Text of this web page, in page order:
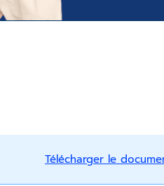
Télécharger le